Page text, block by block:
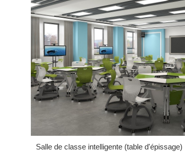
Salle de classe intelligente (table d'épissage)